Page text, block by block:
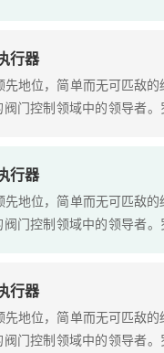
行器
地位，简单而无可匹敌
门控制领域中的领导者
行器
地位，简单而无可匹敌
门控制领域中的领导者
行器
地位，简单而无可匹敌
门控制领域中的领导者